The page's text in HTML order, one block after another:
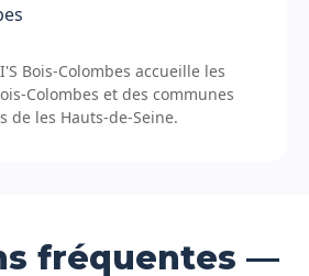
Bois-Colombes accueille les
Colombes et des communes
de les Hauts-de-Seine.
fréquentes —